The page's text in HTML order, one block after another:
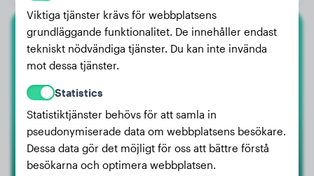
Tysk Schäferhund
Viktiga tjänster krävs för webbplatsens
grundläggande funktionalitet. De innehåller endast
tekniskt nödvändiga tjänster. Du kan inte invända
mot dessa tjänster.
Statistics
Statistiktjänster behövs för att samla in
pseudonymiserade data om webbplatsens besökare.
Dessa data gör det möjligt för oss att bättre förstå
besökarna och optimera webbplatsen.